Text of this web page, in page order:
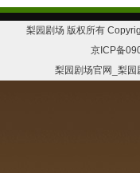
梨园剧场 版权所有
京ICP备
梨园剧场官网_梨